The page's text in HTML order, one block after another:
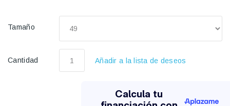
Tamaño
Cantidad Añadir a la lista de deseos